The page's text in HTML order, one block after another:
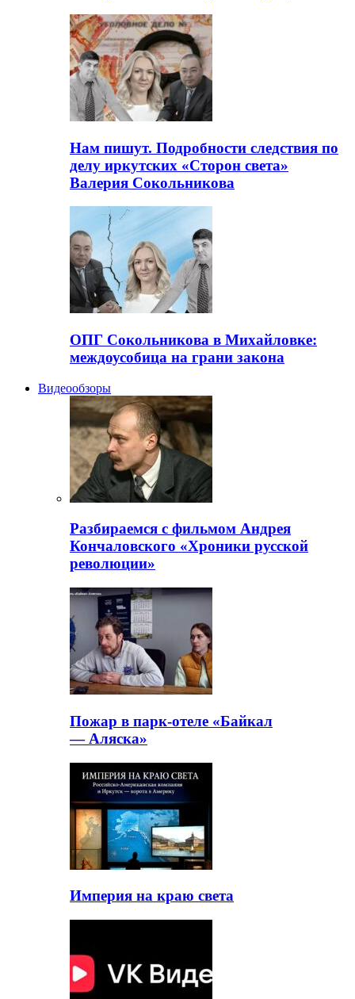
Нам пишут. Подробности следствия по
делу иркутских «Сторон света»
Валерия Сокольникова
ОПГ Сокольникова в Михайловке:
междоусобица на грани закона
Видеообзоры
Разбираемся с фильмом Андрея
Кончаловского «Хроники русской
революции»
Пожар в парк-отеле «Байкал
— Аляска»
Империя на краю света